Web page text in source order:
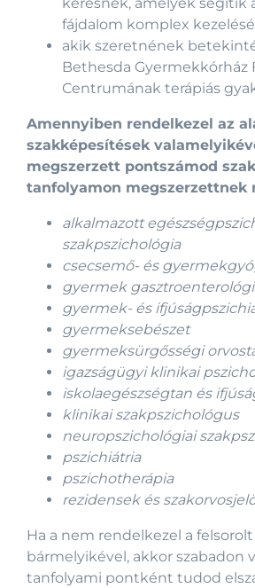
fájdalom komplex
akik szeretnének
Bethesda Gyermekkórház
Centrumának terápiás
Amennyiben rendelkezel az
szakképesítések
megszerzett pontszámod
tanfolyamon megszerzettnek
alkalmazott
szakpszichológia
csecsemő- és
gyermek
gyermek- és
gyermeksebészet
gyermeksürgősségi
igazságügyi klinikai
iskolaegészségtan és
klinikai szakpszichológus
neuropszichológiai
pszichiátria
pszichotherápia
rezidensek és
Ha a nem rendelkezel a
bármelyikével, akkor szabadon
tanfolyami pontként tudod